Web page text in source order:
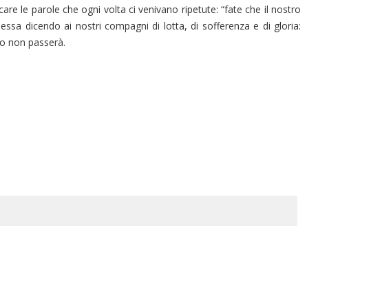
le parole che ogni volta ci venivano ripetute: “fate che il nostro
dicendo ai nostri compagni di lotta, di sofferenza e di gloria:
non passerà.